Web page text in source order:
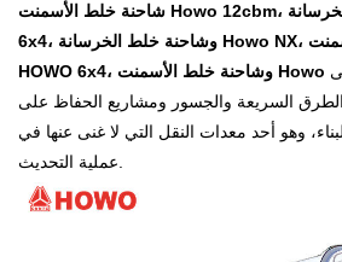
شاحنة خلط الأسمنت Howo 12cbm، وشاحنة نقل الخرسانة Howo
6x4، وشاحنة خلط الخرسانة Howo NX، وشاحنة صهريج الأسمنت
السريعة والجسور ومشاريع الحفاظ على
وهو أحد معدات النقل التي لا غنى عنها في